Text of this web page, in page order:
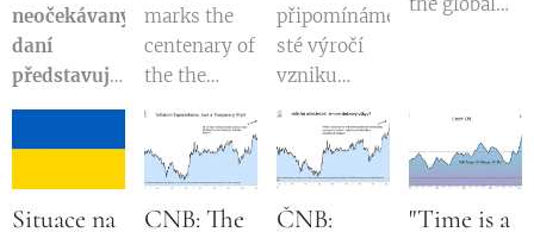
Court in
Brno.
Justifying
the decision
promote the
judge, the
Justice
rozhodnutí
nepovýšit
soudce
újmou,
která
vznikla
českému
neočekávaných
daní
představuje
riziko pro
"deklarovaného
cíle''
marks the
centenary of
the the
creation of
so-called
Greater
Prague,
when
připomínáme
sté výročí
vzniku
takzvané
Velké Prahy,
kdy byla
Praha
spojena s 38
take the
opportunity
to clarify the
exposure of
Situace na
CNB: The
ČNB:
"Time is a